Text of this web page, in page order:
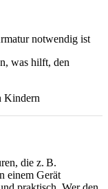
notwendig ist
was hilft, den
Kindern
die z. B.
einem Gerät